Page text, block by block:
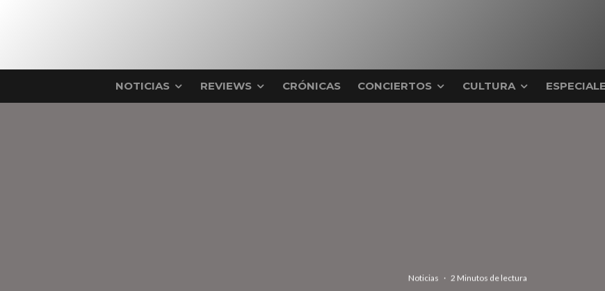
NOTICIAS REVIEWS CRÓNICAS CONCIERTOS CULTURA
Noticias · 2 Minutos de lectura